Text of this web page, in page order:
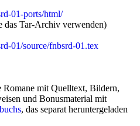
01-ports/html/
das Tar-Archiv verwenden)
01/source/fnbsrd-01.tex
Romane mit Quelltext, Bildern,
und Bonusmaterial mit
, das separat heruntergeladen